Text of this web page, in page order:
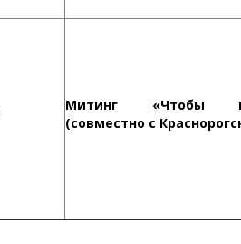
Митинг «Чтобы
(совместно с